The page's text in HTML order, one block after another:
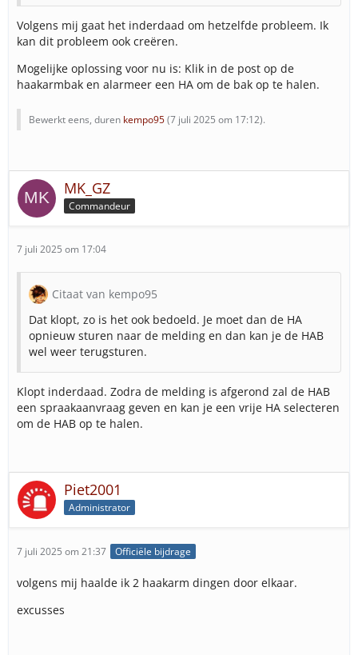
Volgens mij gaat het inderdaad om hetzelfde probleem. Ik
kan dit probleem ook creëren.
Mogelijke oplossing voor nu is: Klik in de post op de
haakarmbak en alarmeer een HA om de bak op te halen.
Bewerkt eens, duren kempo95(7 juli 2025 om 17:12).
MK_GZ
Commandeur
7 juli 2025 om 17:04
Citaat van kempo95
Dat klopt, zo is het ook bedoeld. Je moet dan de HA
opnieuw sturen naar de melding en dan kan je de HAB
wel weer terugsturen.
Klopt inderdaad. Zodra de melding is afgerond zal de HAB
een spraakaanvraag geven en kan je een vrije HA selecteren
om de HAB op te halen.
Piet2001
Administrator
7 juli 2025 om 21:37 Officiële bijdrage
volgens mij haalde ik 2 haakarm dingen door elkaar.
excusses